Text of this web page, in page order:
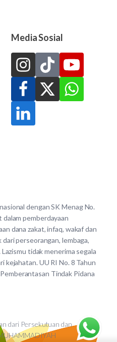
dengan SK Menag No.
pemberdayaan
dana zakat, infaq, wakaf dan
perseorangan, lembaga,
tidak menerima segala
kejahatan. UU RI No. 8 Tahun
Tindak Pidana
Media Sosial
dari Persekutuan dan